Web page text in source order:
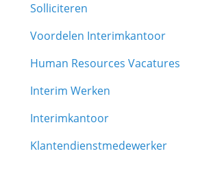
Solliciteren
Voordelen Interimkantoor
Human Resources Vacatures
Interim Werken
Interimkantoor
Klantendienstmedewerker